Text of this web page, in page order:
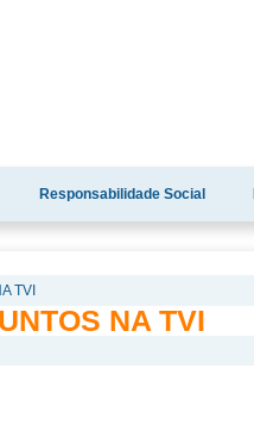
Responsabilidade Social
TVI
NA TVI